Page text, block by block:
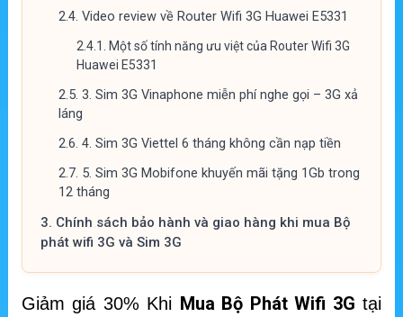
2.4. Video review về Router Wifi 3G Huawei E5331
2.4.1. Một số tính năng ưu việt của Router Wifi 3G
Huawei E5331
2.5. 3. Sim 3G Vinaphone miễn phí nghe gọi – 3G xả
láng
2.6. 4. Sim 3G Viettel 6 tháng không cần nạp tiền
2.7. 5. Sim 3G Mobifone khuyến mãi tặng 1Gb trong
12 tháng
3. Chính sách bảo hành và giao hàng khi mua Bộ
phát wifi 3G và Sim 3G
Giảm giá 30% Khi Mua Bộ Phát Wifi 3G tại